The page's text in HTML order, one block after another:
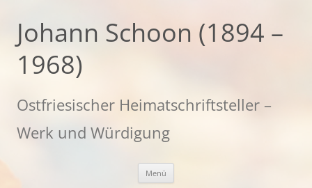
springen
Johann Schoon (1894 –
1968)
Ostfriesischer Heimatschriftsteller –
Werk und Würdigung
Menü